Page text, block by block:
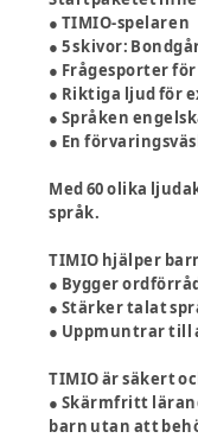
● TIMIO-spelaren
● 5 skivor:
● Frågesporter
● Riktiga ljud för
● Språken
● En
Med 60 olika
språk.
TIMIO hjälper
● Bygger
● Stärker talat
● Uppmuntrar till
TIMIO är säkert
● Skärmfritt
barn utan att